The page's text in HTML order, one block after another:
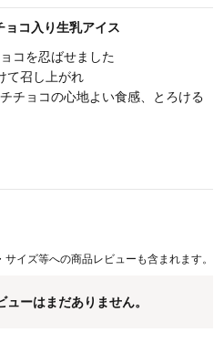
ョコ入り生乳アイス
コを忍ばせました
て召し上がれ
チョコの心地よい食感、とろける
イズ等への商品レビューも含まれます。
ーはまだありません。